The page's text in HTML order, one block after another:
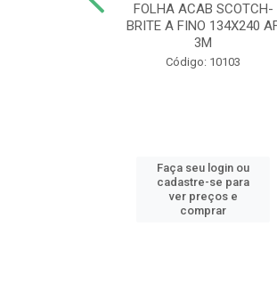
FOLHA ACAB SCOTCH-
BRITE A FINO 134X240
3M
Código: 10103
Faça seu login ou
cadastre-se para
ver preços e
comprar